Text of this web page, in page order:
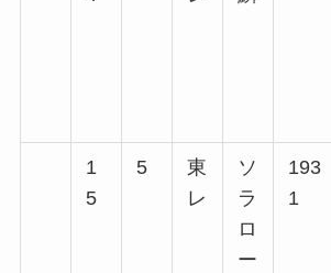
1
5
5
東
レ
ソ
ラ
ロ
ー
193
1